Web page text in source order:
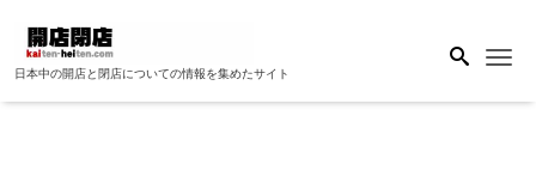
日本中の開店と閉店についての情報を集めたサイト